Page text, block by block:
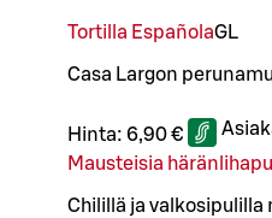
Tortilla EspañolaGL
Casa Largon
Hinta: 6,90 €
Mausteisia
Chilillä ja valkosipulilla